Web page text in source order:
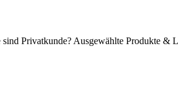
sind Privatkunde? Ausgewählte Produkte &